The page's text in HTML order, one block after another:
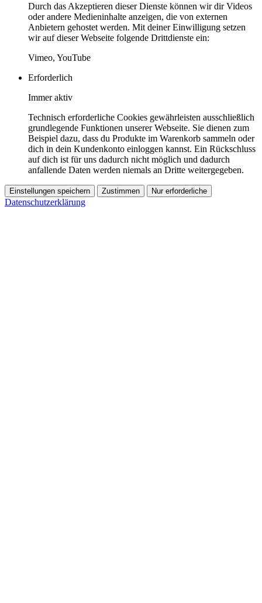
Durch das Akzeptieren dieser Dienste können wir dir Videos
oder andere Medieninhalte anzeigen, die von externen
Anbietern gehostet werden. Mit deiner Einwilligung setzen
wir auf dieser Webseite folgende Drittdienste ein:
Vimeo, YouTube
Erforderlich
Immer aktiv
Technisch erforderliche Cookies gewährleisten ausschließlich
grundlegende Funktionen unserer Webseite. Sie dienen zum
Beispiel dazu, dass du Produkte im Warenkorb sammeln oder
dich in dein Kundenkonto einloggen kannst. Ein Rückschluss
auf dich ist für uns dadurch nicht möglich und dadurch
anfallende Daten werden niemals an Dritte weitergegeben.
Einstellungen speichern Zustimmen Nur erforderliche
Datenschutzerklärung